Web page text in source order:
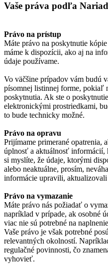
Vaše práva podľa
Právo na prístup
Máte právo na poskytnutie
máme k dispozícii, ako aj na
údaje používame.
Vo väčšine prípadov vám budú
písomnej listinnej forme, pokiaľ
poskytnutia. Ak ste o
elektronickými prostriedkami,
to bude technicky možné.
Právo na opravu
Prijímame primerané opatrenia,
úplnosť a aktuálnosť informácií,
si myslíte, že údaje, ktorými
alebo neaktuálne, prosím,
informácie upravili,
Právo na vymazanie
Máte právo nás požiadať o
napríklad v prípade, ak osobné
viac nie sú potrebné na
Vaše právo je však potrebné
relevantných okolností.
regulačné povinnosti, čo
vyhovieť.